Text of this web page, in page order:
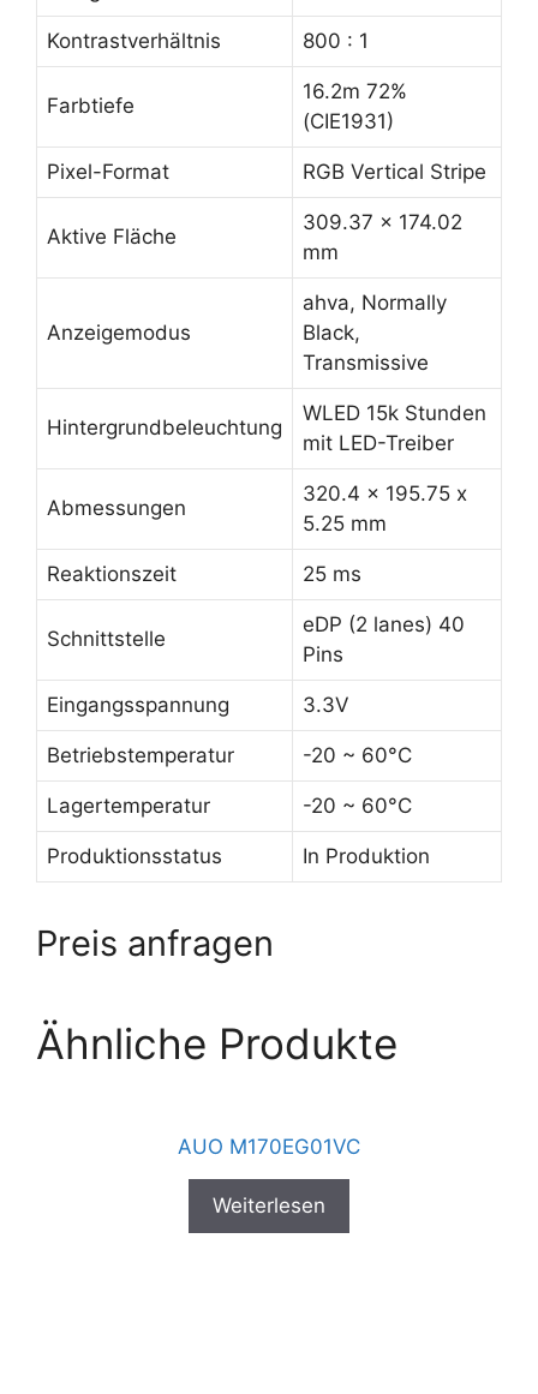
Kontrastverhältnis 800 : 1
Farbtiefe
16.2m 72%
(CIE1931)
Pixel-Format RGB Vertical Stripe
Aktive Fläche
309.37 x 174.02
mm
Anzeigemodus
ahva, Normally
Black,
Transmissive
Hintergrundbeleuchtung
WLED 15k Stunden
mit LED-Treiber
Abmessungen
320.4 x 195.75 x
5.25 mm
Reaktionszeit 25 ms
Schnittstelle
eDP (2 lanes) 40
Pins
Eingangsspannung 3.3V
Betriebstemperatur -20 ~ 60°C
Lagertemperatur -20 ~ 60°C
Produktionsstatus In Produktion
Preis anfragen
Ähnliche Produkte
AUO M170EG01VC
Weiterlesen